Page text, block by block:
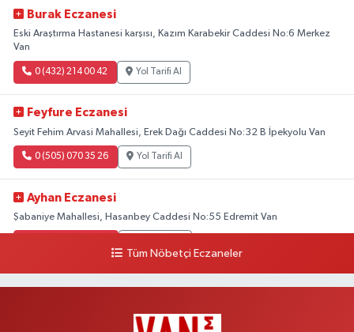
Burak Eczanesi
Eski Araştırma Hastanesi karşısı, Kazım Karabekir Caddesi No:6 Merkez
Van
0 (432) 214 00 42 Yol Tarifi Al
Feyfure Eczanesi
Seyit Fehim Arvasi Mahallesi, Erek Dağı Caddesi No:32 B İpekyolu Van
0 (505) 070 35 26 Yol Tarifi Al
Ayhan Eczanesi
Şabaniye Mahallesi, Hasanbey Caddesi No:55 Edremit Van
Tüm Nöbetçi Eczaneler